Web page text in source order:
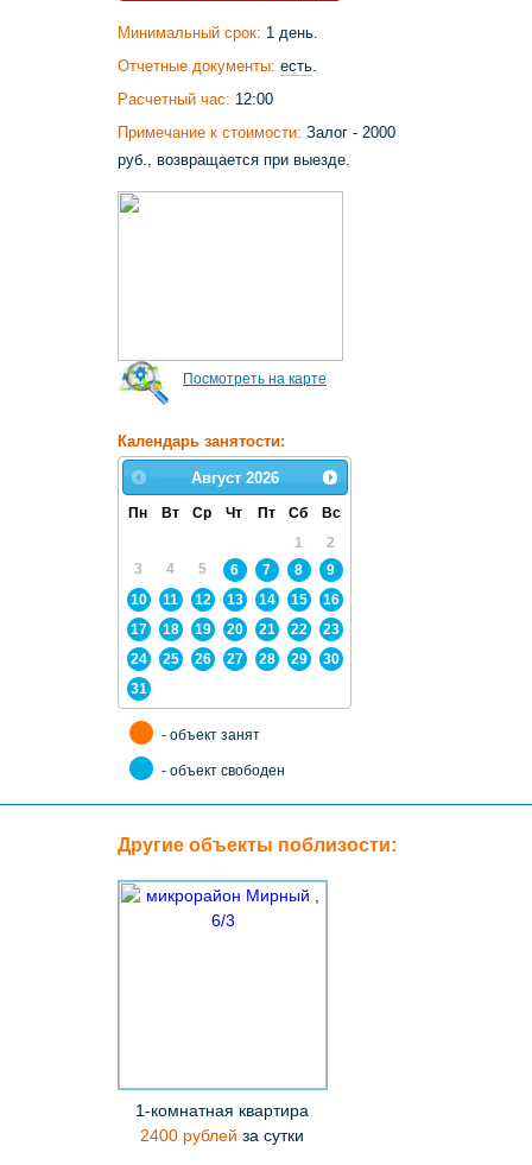
Минимальный срок: 1 день.
Отчетные документы: есть
Расчетный час: 12:00
Примечание к стоимости: Залог - 2000
руб., возвращается при выезде.
Посмотреть на карте
Календарь занятости:
Август 2026
Пн Вт Ср Чт Пт Сб
Вс
1
2
3
4 5 6 7 8
9
10
11 12 13 14 15
16
17
18 19 20 21 22
23
24
25 26 27 28 29
30
31
- объект занят
- объект свободен
Другие объекты поблизости:
1-комнатная квартира
2400 рублей за сутки